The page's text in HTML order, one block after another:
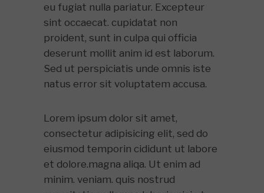
eu fugiat nulla pariatur. Excepteur
sint occaecat. cupidatat non
proident, sunt in culpa qui officia
deserunt mollit anim id est laborum.
Sed ut perspiciatis unde omnis iste
natus error sit voluptatem accusa.
Lorem ipsum dolor sit amet,
consectetur adipisicing elit, sed do
eiusmod temporin cididunt ut labore
et dolore.magna aliqa. Ut enim ad
minim. veniam. quis nostrud